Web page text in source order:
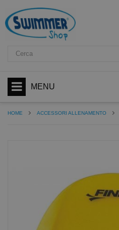
MENU
HOME ACCESSORI ALLENAMENTO